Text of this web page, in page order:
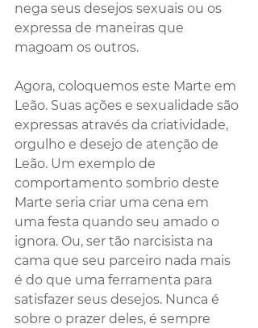
nega seus desejos sexuais ou os
expressa de maneiras que
magoam os outros.
Agora, coloquemos este Marte em
Leão. Suas ações e sexualidade são
expressas através da criatividade,
orgulho e desejo de atenção de
Leão. Um exemplo de
comportamento sombrio deste
Marte seria criar uma cena em
uma festa quando seu amado o
ignora. Ou, ser tão narcisista na
cama que seu parceiro nada mais
é do que uma ferramenta para
satisfazer seus desejos. Nunca é
sobre o prazer deles, é sempre